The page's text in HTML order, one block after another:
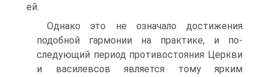
ей.
Однако это не означало достижения
подобной гармонии на практике, и по­
следующий период противостояния Церкви
и василевсов является тому ярким